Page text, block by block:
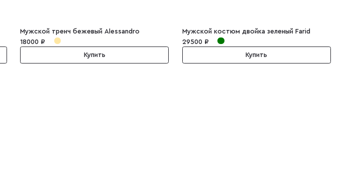
Мужской тренч бежевый Alessandro
18000 ₽
Купить
Мужской костюм двойка зеленый Farid
29500 ₽
Купить